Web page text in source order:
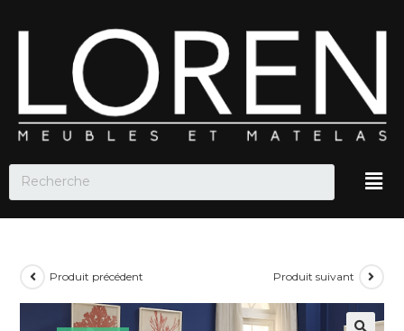
Produit précédent Produit suivant